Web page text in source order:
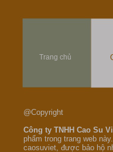
Trang chủ
@Copyright
Công ty TNHH Cao Su
phẩm trong trang web
caosuviet, được bảo hộ